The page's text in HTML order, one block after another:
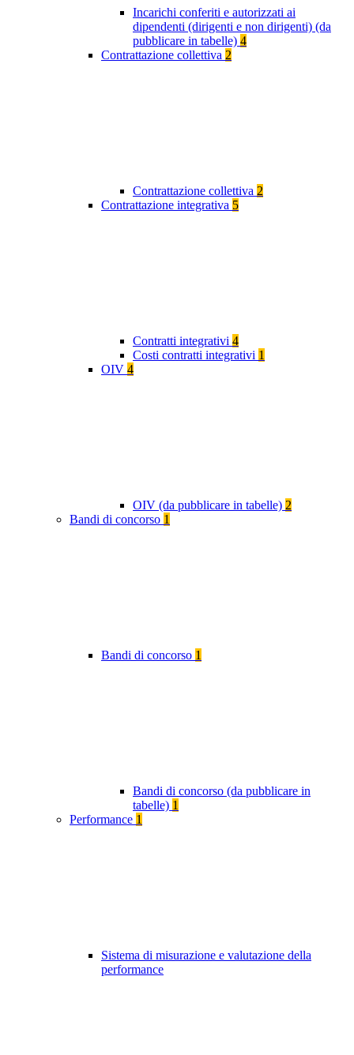
Incarichi conferiti e autorizzati ai
dipendenti (dirigenti e non dirigenti) (da
pubblicare in tabelle) 4
Contrattazione collettiva 2
Contrattazione collettiva 2
Contrattazione integrativa 5
Contratti integrativi 4
Costi contratti integrativi 1
OIV 4
OIV (da pubblicare in tabelle) 2
Bandi di concorso 1
Bandi di concorso 1
Bandi di concorso (da pubblicare in
tabelle) 1
Performance 1
Sistema di misurazione e valutazione della
performance